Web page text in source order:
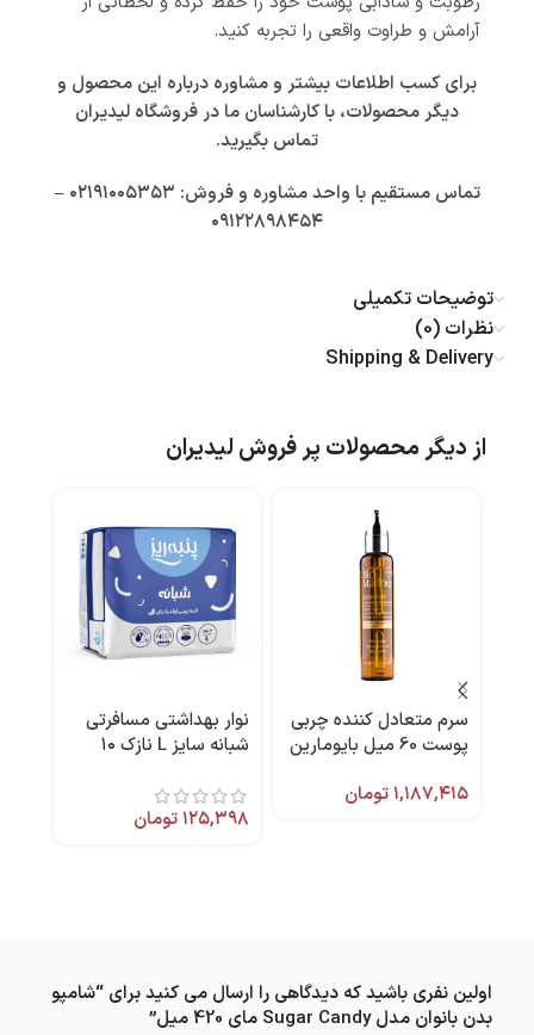
آرامش و طراوت واقعی را تجربه کنید.
برای کسب اطلاعات بیشتر و مشاوره درباره این محصول و
دیگر محصولات، با کارشناسان ما در فروشگاه لیدیران
تماس بگیرید.
تماس مستقیم با واحد مشاوره و فروش: ۰۲۱۹۱۰۰۵۳۵۳ –
۰۹۱۲۲۸۹۸۴۵۴
توضیحات تکمیلی
نظرات (0)
Shipping & Delivery
از دیگر محصولات پر فروش لیدیران
سرم متعادل کننده چربی
پوست 60 میل بایومارین
۱,۱۸۷,۴۱۵تومان
نوار بهداشتی مسافرتی
شبانه سایز L نازک ۱۰
۱۲۵,۳۹۸تومان
اولین نفری باشید که دیدگاهی را ارسال می کنید برای “شامپو
بدن بانوان مدل Sugar Candy مای 420 میل”